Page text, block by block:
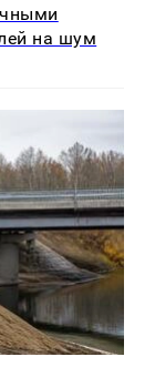
на шум